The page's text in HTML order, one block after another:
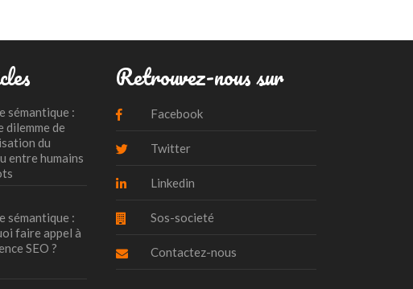
sémantique :
dilemme de
du
entre humains
sémantique :
faire appel à
SEO ?
Retrouvez-nous sur
Facebook
Twitter
Linkedin
Sos-societé
Contactez-nous